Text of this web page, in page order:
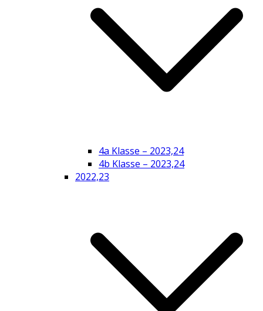
4a Klasse – 2023,24
4b Klasse – 2023,24
2022,23